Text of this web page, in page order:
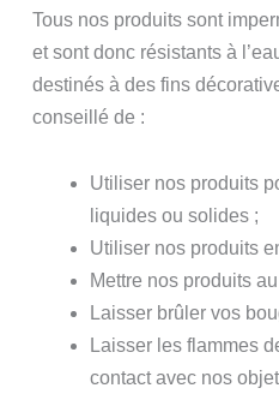
Tous nos produits sont
et sont donc résistants à
destinés à des fins
conseillé de :
Utiliser nos produits
liquides ou solides ;
Utiliser nos produits
Mettre nos produits
Laisser brûler vos
Laisser les flammes
contact avec nos